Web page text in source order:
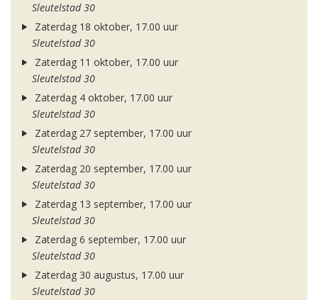
Sleutelstad 30
Zaterdag 18 oktober, 17.00 uur
Sleutelstad 30
Zaterdag 11 oktober, 17.00 uur
Sleutelstad 30
Zaterdag 4 oktober, 17.00 uur
Sleutelstad 30
Zaterdag 27 september, 17.00 uur
Sleutelstad 30
Zaterdag 20 september, 17.00 uur
Sleutelstad 30
Zaterdag 13 september, 17.00 uur
Sleutelstad 30
Zaterdag 6 september, 17.00 uur
Sleutelstad 30
Zaterdag 30 augustus, 17.00 uur
Sleutelstad 30